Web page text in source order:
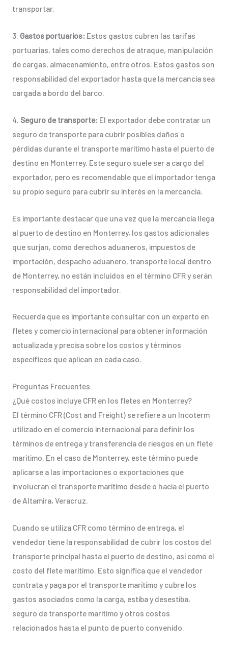
transportar.
3. Gastos portuarios: Estos gastos cubren las tarifas
portuarias, tales como derechos de atraque, manipulación
de cargas, almacenamiento, entre otros. Estos gastos son
responsabilidad del exportador hasta que la mercancía sea
cargada a bordo del barco.
4. Seguro de transporte: El exportador debe contratar un
seguro de transporte para cubrir posibles daños o
pérdidas durante el transporte marítimo hasta el puerto de
destino en Monterrey. Este seguro suele ser a cargo del
exportador, pero es recomendable que el importador tenga
su propio seguro para cubrir su interés en la mercancía.
Es importante destacar que una vez que la mercancía llega
al puerto de destino en Monterrey, los gastos adicionales
que surjan, como derechos aduaneros, impuestos de
importación, despacho aduanero, transporte local dentro
de Monterrey, no están incluidos en el término CFR y serán
responsabilidad del importador.
Recuerda que es importante consultar con un experto en
fletes y comercio internacional para obtener información
actualizada y precisa sobre los costos y términos
específicos que aplican en cada caso.
Preguntas Frecuentes
¿Qué costos incluye CFR en los fletes en Monterrey?
El término CFR (Cost and Freight) se refiere a un Incoterm
utilizado en el comercio internacional para definir los
términos de entrega y transferencia de riesgos en un flete
marítimo. En el caso de Monterrey, este término puede
aplicarse a las importaciones o exportaciones que
involucran el transporte marítimo desde o hacia el puerto
de Altamira, Veracruz.
Cuando se utiliza CFR como término de entrega, el
vendedor tiene la responsabilidad de cubrir los costos del
transporte principal hasta el puerto de destino, así como el
costo del flete marítimo. Esto significa que el vendedor
contrata y paga por el transporte marítimo y cubre los
gastos asociados como la carga, estiba y desestiba,
seguro de transporte marítimo y otros costos
relacionados hasta el punto de puerto convenido.